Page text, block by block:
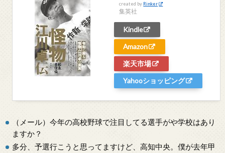
created by Rinker
集英社
Kindle
Amazon
楽天市場
Yahooショッピング
（メール）今年の高校野球で注目してる選手がや学校はあり
ますか？
多分、予選行こうと思ってますけど、高知中央。僕が去年甲